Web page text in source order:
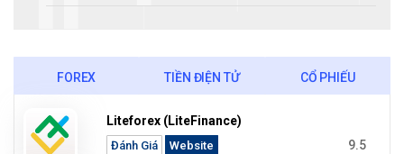
FOREX TIỀN ĐIỆN TỬ CỔ PHIẾU
Liteforex (LiteFinance)
Đánh Giá Website 9.5